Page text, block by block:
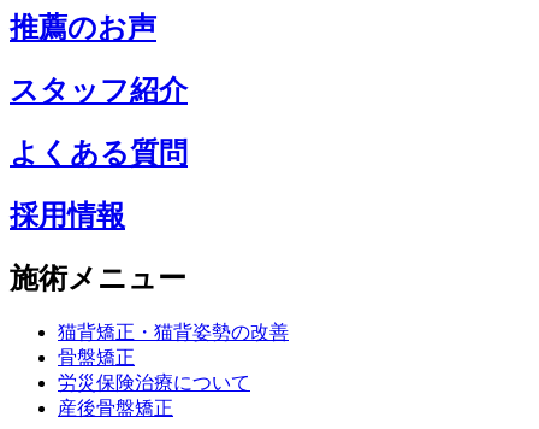
推薦のお声
スタッフ紹介
よくある質問
採用情報
施術メニュー
猫背矯正・猫背姿勢の改善
骨盤矯正
労災保険治療について
産後骨盤矯正